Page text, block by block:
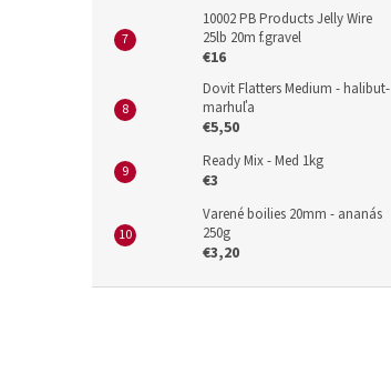
10002 PB Products Jelly Wire
25lb 20m f.gravel
€16
Dovit Flatters Medium - halibut-
marhuľa
€5,50
Ready Mix - Med 1kg
€3
Varené boilies 20mm - ananás
250g
€3,20